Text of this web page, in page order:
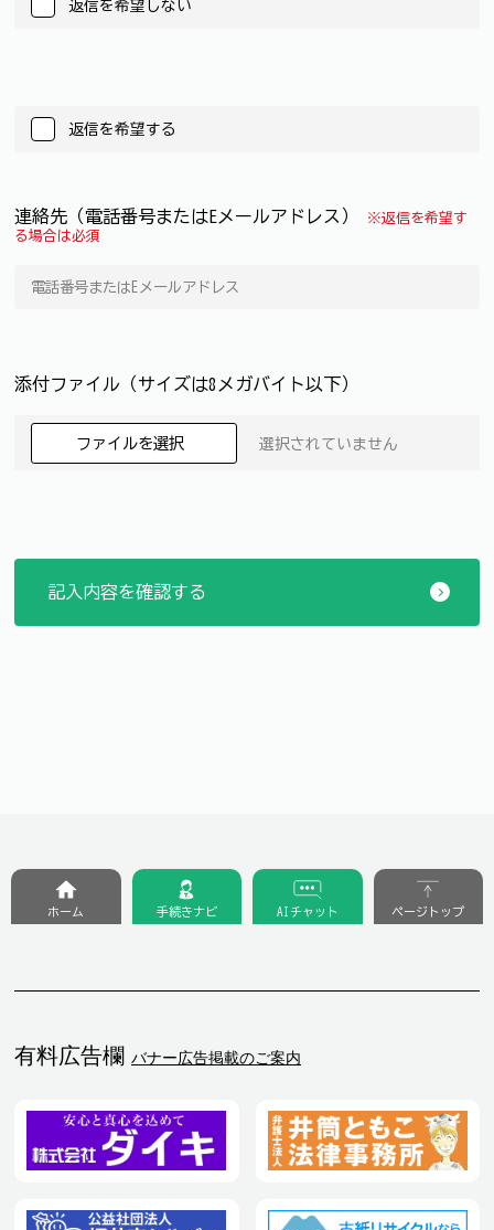
返信を希望しない
返信を希望する
連絡先（電話番号またはEメールアドレス）
※返信を希望す
る場合は必須
添付ファイル（サイズは8メガバイト以下）
ファイルを選択 選択されていません
有料広告欄 バナー広告掲載のご案内
ホーム 手続きナビ AIチャット ページトップ